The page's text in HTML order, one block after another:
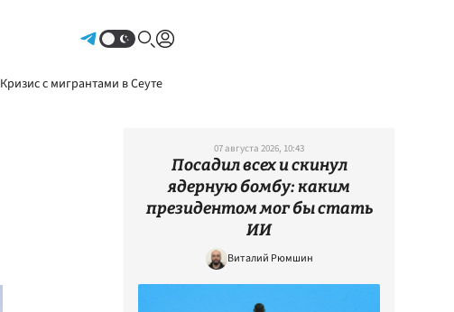
Кризис с мигрантами в Сеуте
07 августа 2026, 10:43
Посадил всех и скинул
ядерную бомбу: каким
президентом мог бы стать
ИИ
Виталий Рюмшин